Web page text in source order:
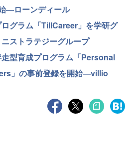
―ローンディール
グラム「TillCareer」を学研グ
ストラテジーグループ
型育成プログラム「Personal
」の事前登録を開始―villio